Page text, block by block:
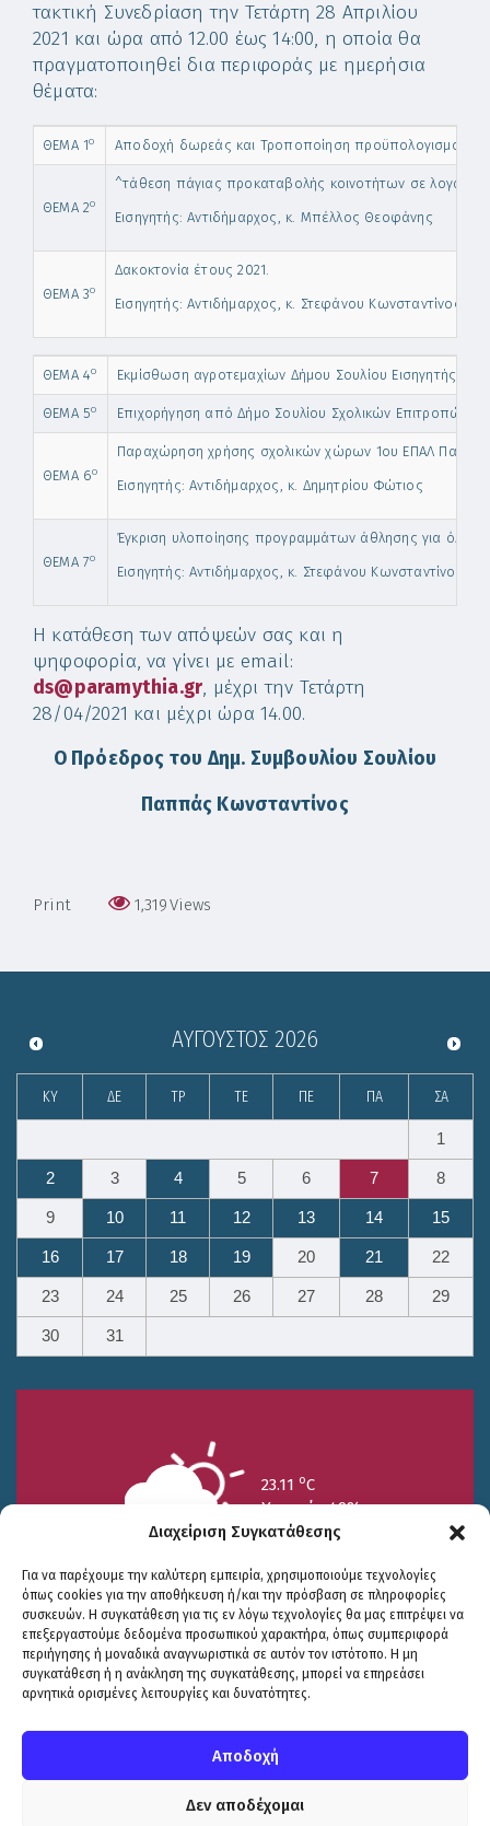
Διαχείριση Συγκατάθεσης
Για να παρέχουμε την καλύτερη εμπειρία, χρησιμοποιούμε τεχνολογίες
όπως cookies για την αποθήκευση ή/και την πρόσβαση σε πληροφορίες
συσκευών. Η συγκατάθεση για τις εν λόγω τεχνολογίες θα μας επιτρέψει να
επεξεργαστούμε δεδομένα προσωπικού χαρακτήρα, όπως συμπεριφορά
περιήγησης ή μοναδικά αναγνωριστικά σε αυτόν τον ιστότοπο. Η μη
συγκατάθεση ή η ανάκληση της συγκατάθεσης, μπορεί να επηρεάσει
αρνητικά ορισμένες λειτουργίες και δυνατότητες.
Αποδοχή
Δεν αποδέχομαι
τακτική Συνεδρίαση την Τετάρτη 28 Απριλίου
2021 και ώρα από 12.00 έως 14:00, η οποία θα
πραγματοποιηθεί δια περιφοράς με ημερήσια
θέματα:
ΘΕΜΑ 1ο Αποδοχή δωρεάς και Τροποποίηση προϋπολογισμού
ΘΕΜΑ 2ο
^τάθεση πάγιας προκαταβολής κοινοτήτων σε
Εισηγητής: Αντιδήμαρχος, κ. Μπέλλος Θεοφάνης
ΘΕΜΑ 3ο
Δακοκτονία έτους 2021.
Εισηγητής: Αντιδήμαρχος, κ. Στεφάνου Κωνσταντίνος
ΘΕΜΑ 4ο Εκμίσθωση αγροτεμαχίων Δήμου Σουλίου Εισηγητής:
ΘΕΜΑ 5ο Επιχορήγηση από Δήμο Σουλίου Σχολικών Επιτροπών
ΘΕΜΑ 6ο
Παραχώρηση χρήσης σχολικών χώρων 1ου ΕΠΑΛ
Εισηγητής: Αντιδήμαρχος, κ. Δημητρίου Φώτιος
ΘΕΜΑ 7ο
Έγκριση υλοποίησης προγραμμάτων άθλησης για
Εισηγητής: Αντιδήμαρχος, κ. Στεφάνου Κωνσταντίνος
Η κατάθεση των απόψεών σας και η
ψηφοφορία, να γίνει με email:
ds@paramythia.gr, μέχρι την Τετάρτη
28/04/2021 και μέχρι ώρα 14.00.
Ο Πρόεδρος του Δημ. Συμβουλίου Σουλίου
Παππάς Κωνσταντίνος
Print 1,319Views
ΑΎΓΟΥΣΤΟΣ 2026
ΚΥ ΔΕ ΤΡ ΤΕ ΠΕ ΠΑ ΣΑ
1
2 3 4 5 6 7 8
9 10 11 12 13 14 15
16 17 18 19 20 21 22
23 24 25 26 27 28 29
30 31
23.11 oC
Υγρασία 49%
25/7
15.73 oC
26/7
17.99oC
27/7
20.94oC
© COPYRIGHT ΔΗΜΟΣ ΣΟΥΛΙΟΥ 2026
ΕΓΚΡΙΤΟΣ GROUP